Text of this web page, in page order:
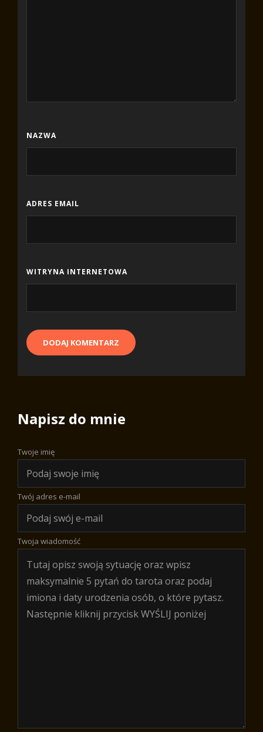
NAZWA
ADRES EMAIL
WITRYNA INTERNETOWA
Napisz do mnie
Twoje imię
Twój adres e-mail
Twoja wiadomość